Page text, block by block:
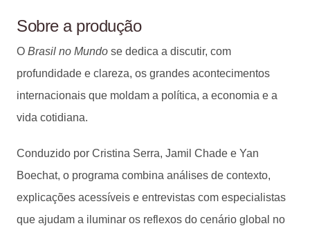
Sobre a produção
O Brasil no Mundo se dedica a discutir, com
profundidade e clareza, os grandes acontecimentos
internacionais que moldam a política, a economia e a
vida cotidiana.
Conduzido por Cristina Serra, Jamil Chade e Yan
Boechat, o programa combina análises de contexto,
explicações acessíveis e entrevistas com especialistas
que ajudam a iluminar os reflexos do cenário global no